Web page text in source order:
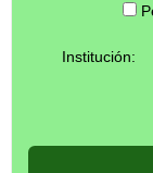
Institución: